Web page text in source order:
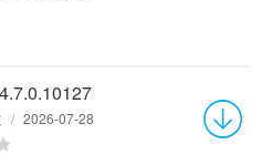
/ 2026-07-28